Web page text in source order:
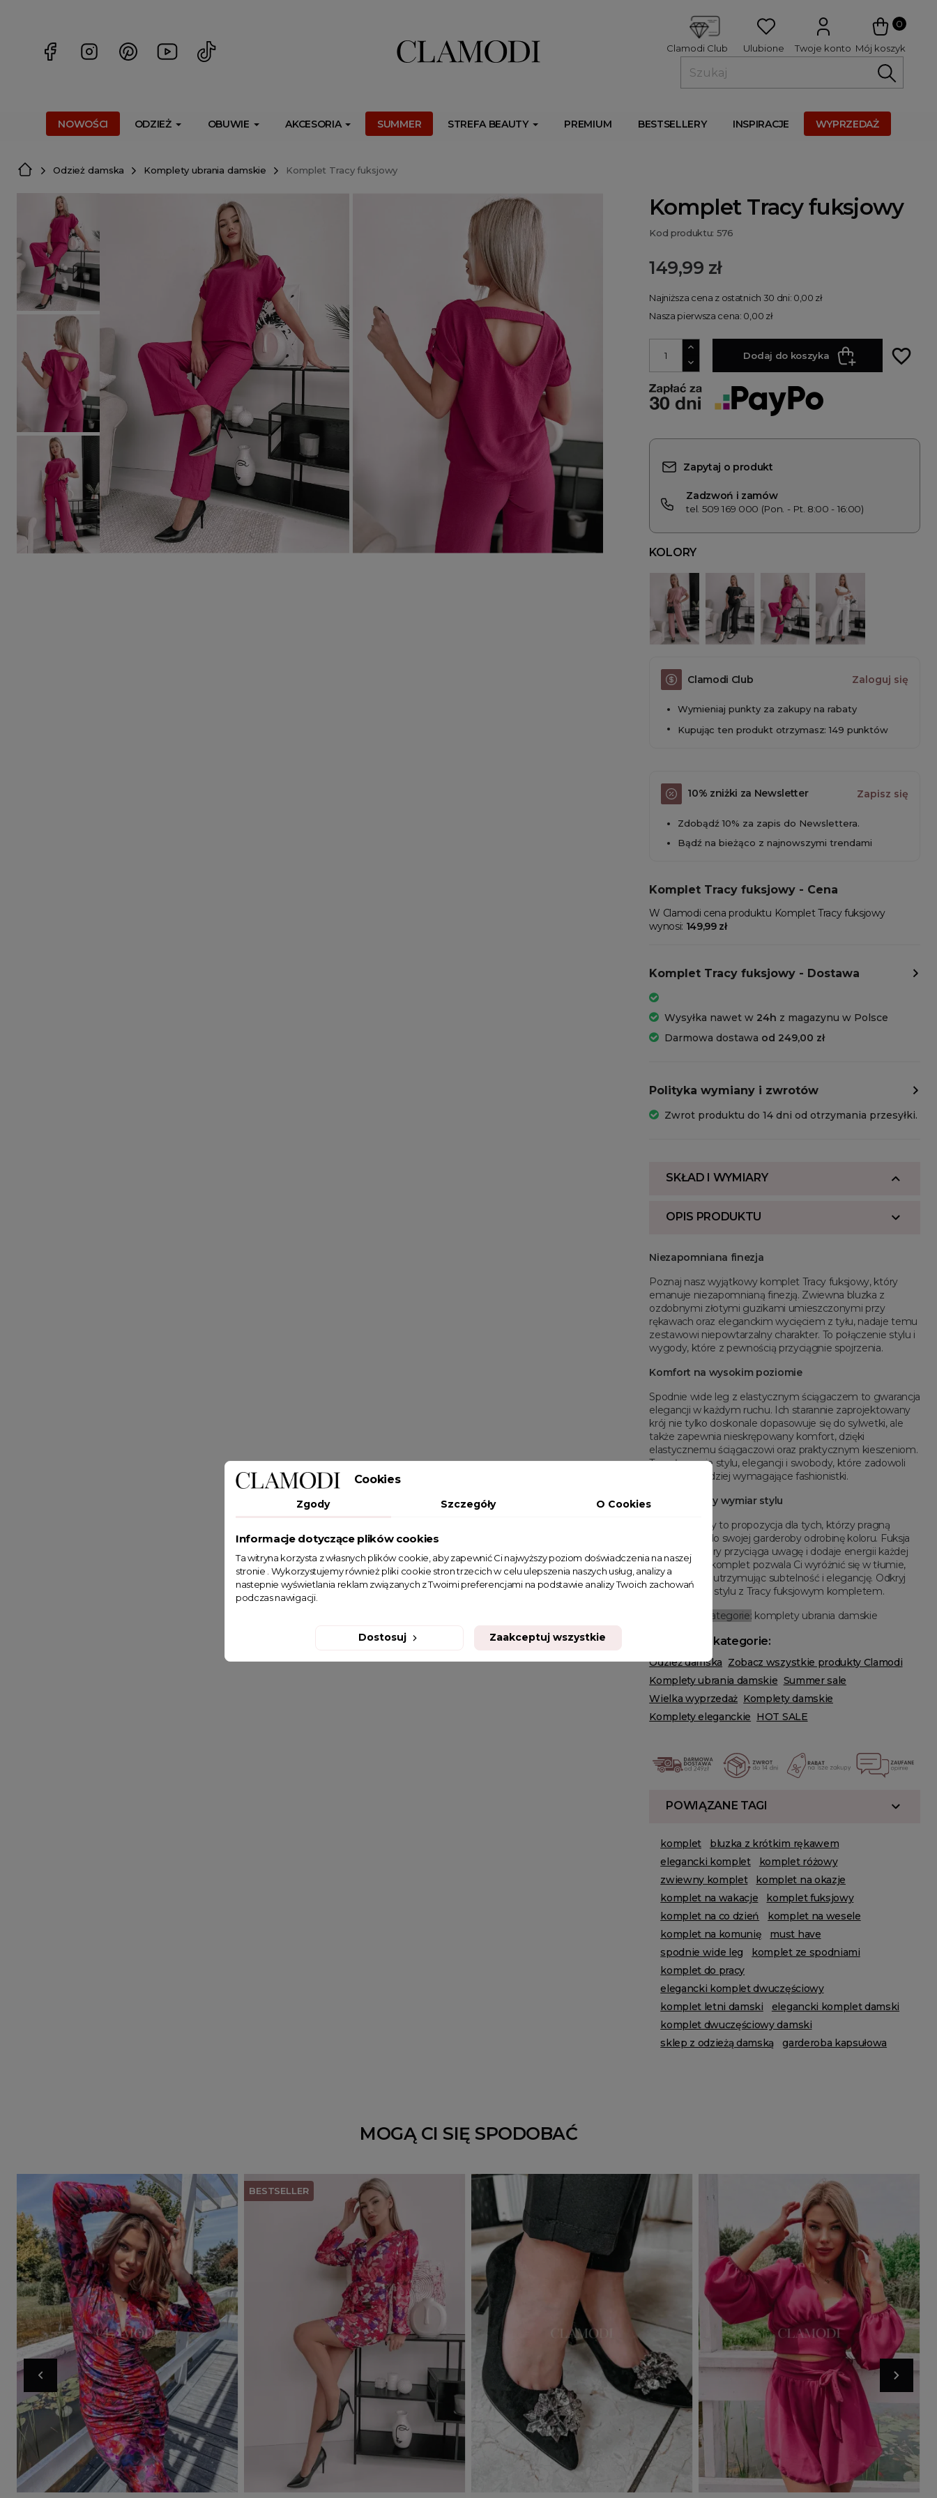
0
Mój koszyk
Twoje konto
Ulubione
Clamodi Club
NOWOŚCI ODZIEŻ OBUWIE AKCESORIA SUMMER STREFA BEAUTY PREMIUM BESTSELLERY INSPIRACJE WYPRZEDAŻ
Odzież damska Komplety ubrania damskie Komplet Tracy fuksjowy
Komplet Tracy fuksjowy
Kod produktu: 576
149,99 zł
Najniższa cena z ostatnich 30 dni: 0,00 zł
Nasza pierwsza cena: 0,00 zł
Dodaj do koszyka favorite_border
Zapytaj o produkt
Zadzwoń i zamów
tel. 509 169 000 (Pon. - Pt. 8:00 - 16:00)
KOLORY
Clamodi Club Zaloguj się
Wymieniaj punkty za zakupy na rabaty
Kupując ten produkt otrzymasz: 149 punktów
10% zniżki za Newsletter Zapisz się
Zdobądź 10% za zapis do Newslettera.
Bądź na bieżąco z najnowszymi trendami
Komplet Tracy fuksjowy - Cena
W Clamodi cena produktu Komplet Tracy fuksjowy
wynosi: 149,99 zł
Komplet Tracy fuksjowy - Dostawa
Wysyłka nawet w 24h z magazynu w Polsce
Darmowa dostawa od 249,00 zł
Polityka wymiany i zwrotów
Zwrot produktu do 14 dni od otrzymania przesyłki.
SKŁAD I WYMIARY
OPIS PRODUKTU
Niezapomniana finezja
Poznaj nasz wyjątkowy komplet Tracy fuksjowy, który
emanuje niezapomnianą finezją. Zwiewna bluzka z
ozdobnymi złotymi guzikami umieszczonymi przy
rękawach oraz eleganckim wycięciem z tyłu, nadaje temu
zestawowi niepowtarzalny charakter. To połączenie stylu i
wygody, które z pewnością przyciągnie spojrzenia.
Komfort na wysokim poziomie
Spodnie wide leg z elastycznym ściągaczem to gwarancja
elegancji w każdym ruchu. Ich starannie zaprojektowany
krój nie tylko doskonale dopasowuje się do sylwetki, ale
także zapewnia nieskrępowany komfort, dzięki
elastycznemu ściągaczowi oraz praktycznym kieszeniom.
To połączenie stylu, elegancji i swobody, które zadowoli
nawet najbardziej wymagające fashionistki.
Fuksja - nowy wymiar stylu
Tracy fuksjowy to propozycja dla tych, którzy pragną
wprowadzić do swojej garderoby odrobinę koloru. Fuksja
to odcień, który przyciąga uwagę i dodaje energii każdej
stylizacji. Ten komplet pozwala Ci wyróżnić się w tłumie,
jednocześnie utrzymując subtelność i elegancję. Odkryj
nowy wymiar stylu z Tracy fuksjowym kompletem.
Powiązanie kategorie: komplety ubrania damskie
Powiązane kategorie:
Odzież damska Zobacz wszystkie produkty Clamodi
Komplety ubrania damskie Summer sale
Wielka wyprzedaż Komplety damskie
Komplety eleganckie HOT SALE
POWIĄZANE TAGI
komplet
bluzka z krótkim rękawem
elegancki komplet
komplet różowy
zwiewny komplet
komplet na okazje
komplet na wakacje
komplet fuksjowy
komplet na co dzień
komplet na wesele
komplet na komunię
must have
spodnie wide leg
komplet ze spodniami
komplet do pracy
elegancki komplet dwuczęściowy
komplet letni damski
elegancki komplet damski
komplet dwuczęściowy damski
sklep z odzieżą damską
garderoba kapsułowa
MOGĄ CI SIĘ SPODOBAĆ
Dodaj do koszyka Dodaj do koszyka
BESTSELLER
Dodaj do koszyka
Cookies
Zgody Szczegóły O Cookies
Informacje dotyczące plików cookies
Ta witryna korzysta z własnych plików cookie, aby zapewnić Ci najwyższy poziom doświadczenia na naszej
stronie . Wykorzystujemy również pliki cookie stron trzecich w celu ulepszenia naszych usług, analizy a
nastepnie wyświetlania reklam związanych z Twoimi preferencjami na podstawie analizy Twoich zachowań
podczas nawigacji.
Dostosuj Zaakceptuj wszystkie